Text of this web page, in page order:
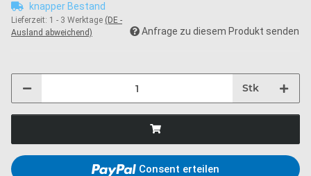
knapper Bestand
Lieferzeit: 1 - 3 Werktage (DE -
Ausland abweichend)
Anfrage zu diesem Produkt senden
Stk
Consent erteilen